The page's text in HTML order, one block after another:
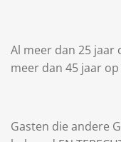
Al meer dan 25 jaar
meer dan 45 jaar
Gasten die andere